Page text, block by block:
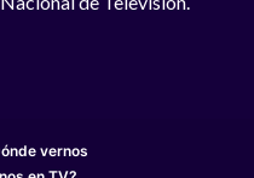
vernos